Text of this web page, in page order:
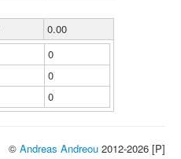
0.00
0
0
0
© Andreas Andreou 2012-2026 [P]